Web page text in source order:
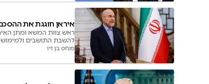
איראן חוגגת את
ראש צוות המשא ומתן
למלחמה"
פנחס בן זיו